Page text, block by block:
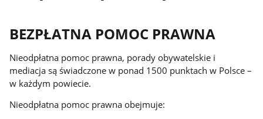
BEZPŁATNA POMOC PRAWNA
Nieodpłatna pomoc prawna, porady obywatelskie i
mediacja są świadczone w ponad 1500 punktach w Polsce –
w każdym powiecie.
Nieodpłatna pomoc prawna obejmuje: